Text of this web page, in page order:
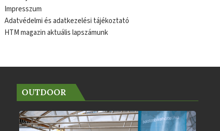
Impresszum
Adatvédelmi és adatkezelési tájékoztató
HTM magazin aktuális lapszámunk
OUTDOOR